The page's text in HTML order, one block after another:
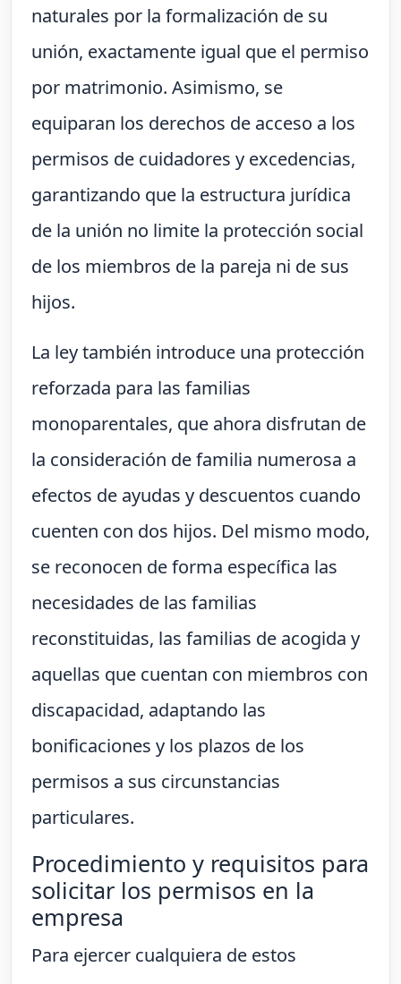
naturales por la formalización de su
unión, exactamente igual que el permiso
por matrimonio. Asimismo, se
equiparan los derechos de acceso a los
permisos de cuidadores y excedencias,
garantizando que la estructura jurídica
de la unión no limite la protección social
de los miembros de la pareja ni de sus
hijos.
La ley también introduce una protección
reforzada para las familias
monoparentales, que ahora disfrutan de
la consideración de familia numerosa a
efectos de ayudas y descuentos cuando
cuenten con dos hijos. Del mismo modo,
se reconocen de forma específica las
necesidades de las familias
reconstituidas, las familias de acogida y
aquellas que cuentan con miembros con
discapacidad, adaptando las
bonificaciones y los plazos de los
permisos a sus circunstancias
particulares.
Procedimiento y requisitos para
solicitar los permisos en la
empresa
Para ejercer cualquiera de estos